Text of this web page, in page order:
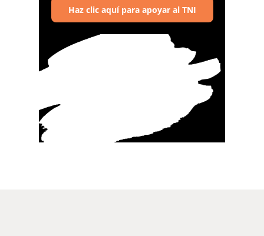
Haz clic aquí para apoyar al TNI